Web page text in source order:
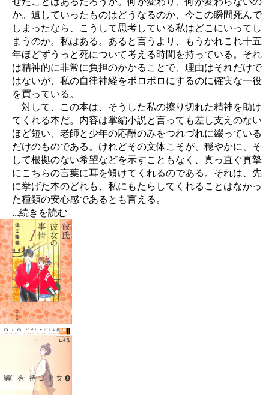
か。遺していったものはどうなるのか、今この瞬間死んで
しまったなら、こうして思考している私はどこにいってし
まうのか。私はある。あると言うより、もうかれこれ十五
年ほどずうっと死について考える時間を持っている。それ
は精神的に非常に負担のかかることで、理由はそれだけで
はないが、私の自律神経をボロボロにするのに確実な一役
を買っている。
対して、この本は、そうした私の擦り切れた精神を助け
てくれる本だ。内容は掌編小説と言っても差し支えのない
ほど短い、老師と少年の応酬のみをつれづれに綴っている
だけのものである。けれどその文体こそが、穏やかに、そ
して根拠のない希望などを示すこともなく、真っ直ぐ真摯
にこちらの言葉に耳を傾けてくれるのである。それは、先
に挙げた本のどれも、私にもたらしてくれることはなかっ
た種類の安心感であるとも言える。
...続きを読む